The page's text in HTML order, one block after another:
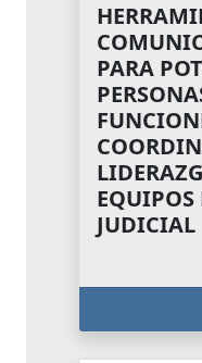
PARA
EQUIPOS
JUDICIAL